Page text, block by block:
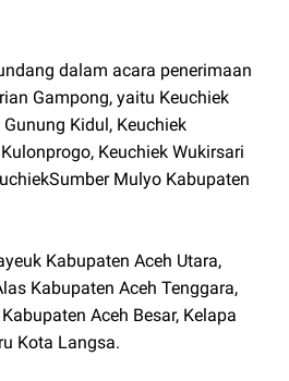
dalam acara penerimaan
Gampong, yaitu Keuchiek
Kidul, Keuchiek
Keuchiek Wukirsari
Mulyo Kabupaten
Kabupaten Aceh Utara,
Kabupaten Aceh Tenggara,
Aceh Besar, Kelapa
Kota Langsa.